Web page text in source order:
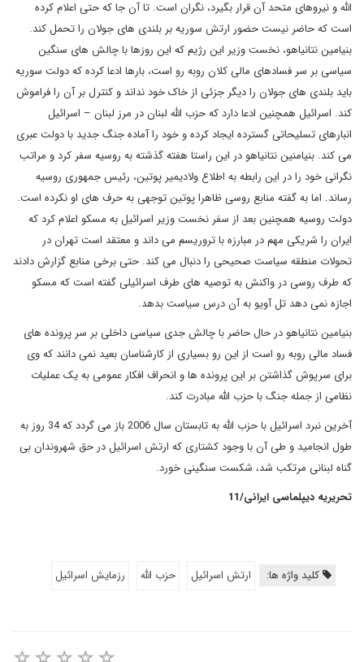
الله و نیروهای متحد آن قرار بگیرد، نگران است. تا آن جا که حتی اعلام کرده
است که حاضر نیست حضور ارتش سوریه بر بلندی های جولان را تحمل کند.
بنیامین نتانیاهو، نخست وزیر این رژیم که این روزها با چالش های سنگین
سیاسی بر سر فسادهای مالی کلان روبه رو است، بارها ادعا کرده که دولت سوریه
باید بلندی های جولان را دیگر جزئی از خاک خود نداند و کنترل بر آن را فراموش
کند. اسرائیل همچنین ادعا دارد که حزب الله لبنان در مرز لبنان – اسرائیل
انبارهای تسلیحاتی گسترده ایجاد کرده و خود را آماده جنگ جدید با دولت عبری
می کند. بنیامنین نتانیاهو در این راستا هفته گذشته به روسیه سفر کرد و مراتب
نگرانی خود را در این رابطه به اطلاع ولادیمیر پوتین، رئیس جمهوری روسیه
رساند. اما به گفته منابع روسی ظاهرا پوتین توجهی به حرف های او نکرده است.
دولت روسیه همچنین بعد از سفر نخست وزیر اسرائیل به مسکو اعلام کرد که
ایران را شریکی مهم در مبارزه با تروریسم می داند و معتقد است تهران در
تحولات منطقه سیاست صحیحی را دنبال می کند. حتی برخی منابع گزارش دادند
که طرف روسی در واکنش به توصیه های طرف اسرائیلی گفته است که مسکو
اجازه نمی دهد تل آویو به آن درس سیاست بدهد.
بنیامین نتانیاهو در حال حاضر با چالش جدی سیاسی داخلی بر سر پرونده های
فساد مالی روبه رو است از این رو بسیاری از کارشناسان بعید نمی دانند که وی
برای سرپوش گذاشتن بر این پرونده ها و انحراف افکار عمومی به یک عملیات
نظامی از جمله جنگ با حزب الله مبادرت کند.
آخرین نبرد اسرائیل با حزب الله به تابستان سال 2006 باز می گردد که 34 روز به
طول انجامید و طی آن با وجود کشتاری که ارتش اسرائیل در حق شهروندان بی
گناه لبنانی مرتکب شد، شکست سنگینی خورد.
تحریریه دیپلماسی ایرانی/11
کلید واژه ها: ارتش اسرائیل حزب الله رزمایش اسرائیل